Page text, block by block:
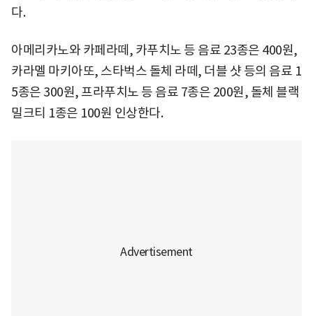
다.
아메리카노와 카페라떼, 카푸치노 등 음료 23종은 400원,
카라멜 마키아또, 스타벅스 돌체 라떼, 더블 샷 등의 음료 1
5종은 300원, 프라푸치노 등 음료 7종은 200원, 돌체 블랙
밀크티 1종은 100원 인상한다.